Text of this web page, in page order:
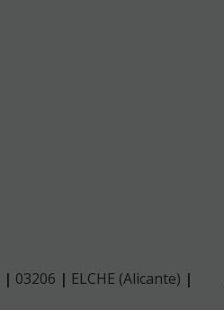
| 03206 | ELCHE (Alicante) |